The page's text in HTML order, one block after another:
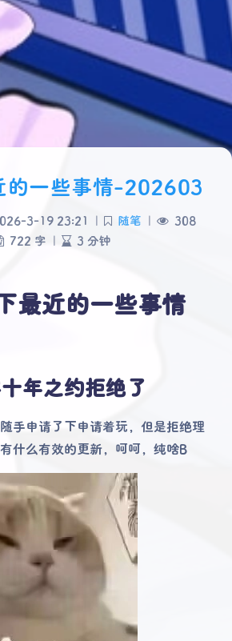
的一些事情-202603
3-19 23:21 | 随笔 |
308
722 字 | 3 分钟
最近的一些事情
年之约拒绝了
手申请了下申请着玩，但是拒绝理
什么有效的更新，呵呵，纯啥B